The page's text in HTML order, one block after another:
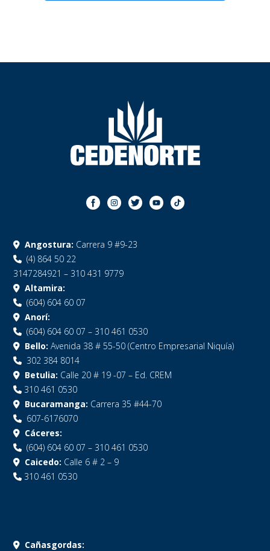
Angostura: Carrera 9 #9-23
(4) 864 50 22
3147284921 – 310 431 9779
Altamira:
(604) 604 60 07
Anorí:
(604) 604 60 07 – 310 461 0530
Bello: Avenida 38 # 55-50 (Centro Empresarial Niquía)
302 384 8014
Betulia: Calle 20 # 19 -07 – Ed. CREM
310 461 0530
Bucaramanga: Carrera 35 #44-70
607-6176070
Cáceres:
(604) 604 60 07 – 310 461 0530
Caicedo: Calle 6 # 2 – 9
310 461 0530
Cañasgordas: